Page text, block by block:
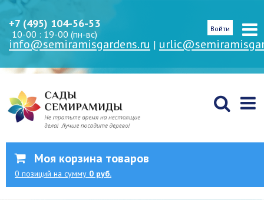
+7 (495) 104-56-53
10-00 : 19-00 (пн-вс)
info@semiramisgardens.ru |
Войти
Моя корзина товаров
0 позиций на сумму 0 руб.